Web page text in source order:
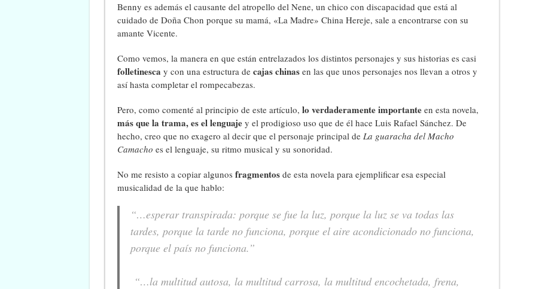
Benny es además el causante del atropello del Nene, un chico con discapacidad que está al
cuidado de Doña Chon porque su mamá, «La Madre» China Hereje, sale a encontrarse con su
amante Vicente.
Como vemos, la manera en que están entrelazados los distintos personajes y sus historias es casi
folletinesca y con una estructura de cajas chinasen las que unos personajes nos llevan a otros y
así hasta completar el rompecabezas.
Pero, como comenté al principio de este artículo, lo verdaderamente importanteen esta novela,
más que la trama, es el lenguajey el prodigioso uso que de él hace Luis Rafael Sánchez. De
hecho, creo que no exagero al decir que el personaje principal de La guaracha del Macho
Camacho es el lenguaje, su ritmo musical y su sonoridad.
No me resisto a copiar algunos fragmentos de esta novela para ejemplificar esa especial
musicalidad de la que hablo:
“…esperar transpirada: porque se fue la luz, porque la luz se va todas las
tardes, porque la tarde no funciona, porque el aire acondicionado no funciona,
porque el país no funciona.”
“…la multitud autosa, la multitud carrosa, la multitud encochetada, frena,